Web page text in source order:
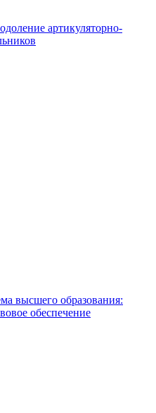
артикуляторно-
высшего образования:
обеспечение